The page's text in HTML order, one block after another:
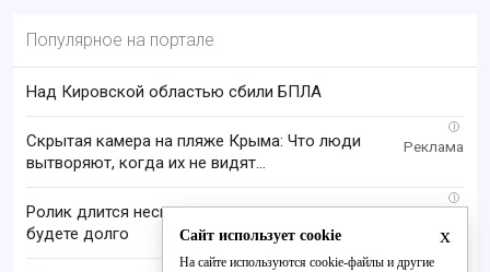
Популярное на портале
Над Кировской областью сбили БПЛА
i
Скрытая камера на пляже Крыма: Что люди
вытворяют, когда их не видят...
i
Ролик длится несколько секунд, а смеяться вы
будете долго
x
Сайт использует cookie
На сайте используются cookie-файлы и другие